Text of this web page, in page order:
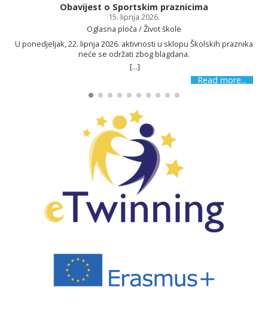
Obavijest o Sportskim praznicima
15. lipnja 2026.
Oglasna ploča / Život škole
U ponedjeljak, 22. lipnja 2026. aktivnosti u sklopu Školskih praznika
neće se održati zbog blagdana.
[...]
Read more...